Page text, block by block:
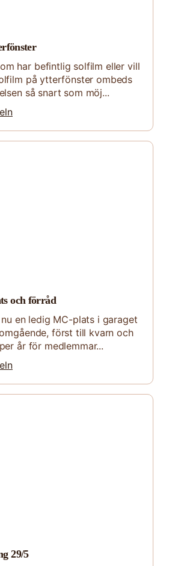
har befintlig solfilm eller vill
på ytterfönster ombeds
så snart som möj...
och förråd
en ledig MC-plats i garaget
först till kvarn och
år för medlemmar...
29/5